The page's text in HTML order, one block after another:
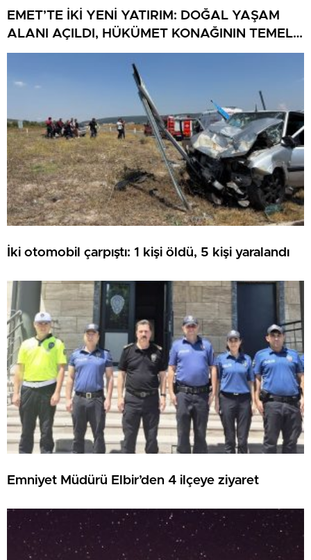
EMET’TE İKİ YENİ YATIRIM: DOĞAL YAŞAM
ALANI AÇILDI, HÜKÜMET KONAĞININ TEMELİ
ATILDI
İki otomobil çarpıştı: 1 kişi öldü, 5 kişi yaralandı
Emniyet Müdürü Elbir’den 4 ilçeye ziyaret